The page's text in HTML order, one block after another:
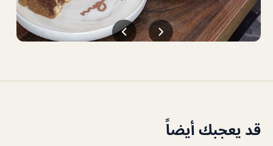
قد يعجبك أيضاً